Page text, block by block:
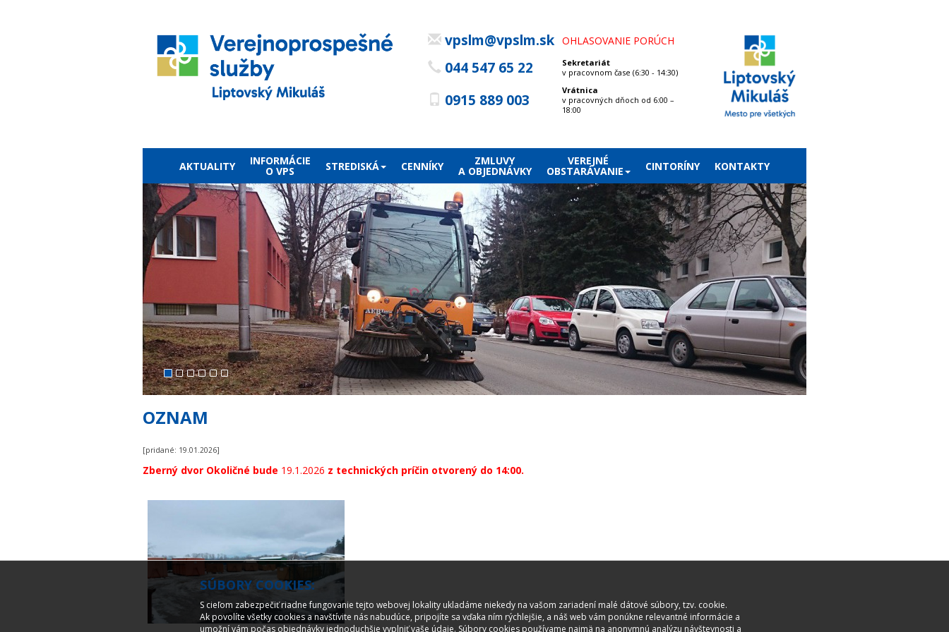
vpslm@vpslm.sk OHLASOVANIE PORÚCH
044 547 65 22
Sekretariát
v pracovnom čase (6:30 - 14:30)
0915 889 003
Vrátnica
v pracovných dňoch od 6:00 –
18:00
AKTUALITY INFORMÁCIE
O VPS STREDISKÁ CENNÍKY ZMLUVY
A OBJEDNÁVKY
VEREJNÉ
OBSTARÁVANIE CINTORÍNY KONTAKTY
OZNAM
[pridané: 19.01.2026]
Zberný dvor Okoličné bude 19.1.2026 z technických príčin otvorený do 14:00.
SÚBORY COOKIES:
S cieľom zabezpečiť riadne fungovanie tejto webovej lokality ukladáme niekedy na vašom zariadení malé dátové súbory, tzv. cookie.
Ak povolíte všetky cookies a navštívite nás nabudúce, pripojíte sa vďaka ním rýchlejšie, a náš web vám ponúkne relevantné informácie a
umožní vám počas objednávky jednoduchšie vyplniť vaše údaje. Súbory cookies používame najmä na anonymnú analýzu návštevnosti a